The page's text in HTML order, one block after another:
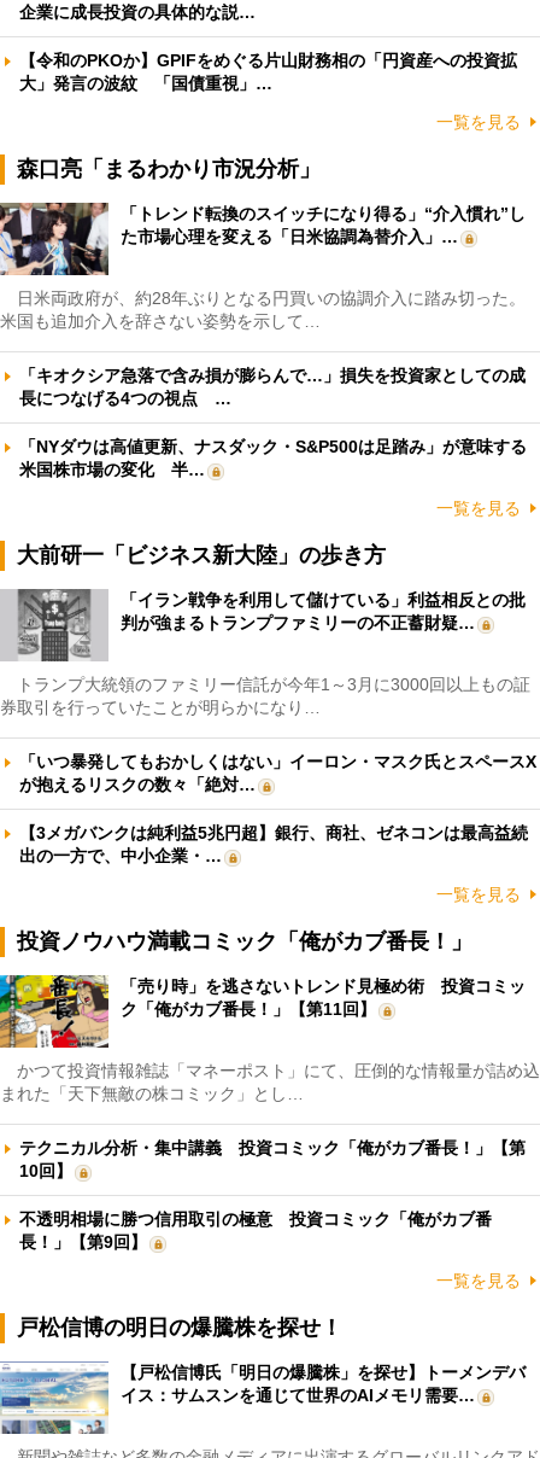
企業に成長投資の具体的な説…
【令和のPKOか】GPIFをめぐる片山財務相の「円資産への投資拡
大」発言の波紋 「国債重視」…
一覧を見る
森口亮「まるわかり市況分析」
「トレンド転換のスイッチになり得る」“介入慣れ”し
た市場心理を変える「日米協調為替介入」…
日米両政府が、約28年ぶりとなる円買いの協調介入に踏み切った。
米国も追加介入を辞さない姿勢を示して…
「キオクシア急落で含み損が膨らんで…」損失を投資家としての成
長につなげる4つの視点 …
「NYダウは高値更新、ナスダック・S&P500は足踏み」が意味する
米国株市場の変化 半…
一覧を見る
大前研一「ビジネス新大陸」の歩き方
「イラン戦争を利用して儲けている」利益相反との批
判が強まるトランプファミリーの不正蓄財疑…
トランプ大統領のファミリー信託が今年1～3月に3000回以上もの証
券取引を行っていたことが明らかになり…
「いつ暴発してもおかしくはない」イーロン・マスク氏とスペースX
が抱えるリスクの数々「絶対…
【3メガバンクは純利益5兆円超】銀行、商社、ゼネコンは最高益続
出の一方で、中小企業・…
一覧を見る
投資ノウハウ満載コミック「俺がカブ番長！」
「売り時」を逃さないトレンド見極め術 投資コミッ
ク「俺がカブ番長！」【第11回】
かつて投資情報雑誌「マネーポスト」にて、圧倒的な情報量が詰め込
まれた「天下無敵の株コミック」とし…
テクニカル分析・集中講義 投資コミック「俺がカブ番長！」【第
10回】
不透明相場に勝つ信用取引の極意 投資コミック「俺がカブ番
長！」【第9回】
一覧を見る
戸松信博の明日の爆騰株を探せ！
【戸松信博氏「明日の爆騰株」を探せ】トーメンデバ
イス：サムスンを通じて世界のAIメモリ需要…